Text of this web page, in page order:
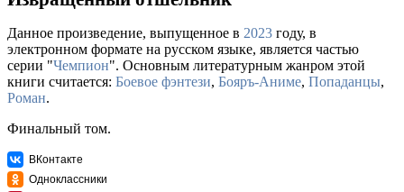
Данное произведение, выпущенное в 2023 году, в
электронном формате на русском языке, является частью
серии "Чемпион". Основным литературным жанром этой
книги считается: Боевое фэнтези, Бояръ-Аниме, Попаданцы,
Роман.
Финальный том.
ВКонтакте
Одноклассники